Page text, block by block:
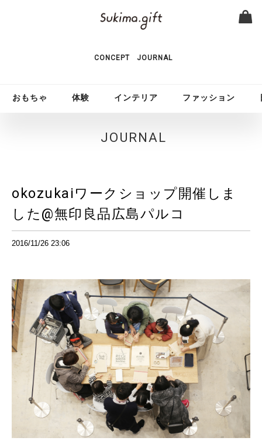
CONCEPT JOURNAL
おもちゃ 体験 インテリア ファッション
JOURNAL
okozukaiワークショップ開催しま
した@無印良品広島パルコ
2016/11/26 23:06